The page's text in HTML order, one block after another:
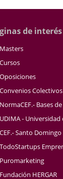
de interés
Masters
Cursos
Oposiciones
Convenios Colectivos
NormaCEF.- Bases
UDIMA - Universidad
CEF.- Santo Domingo
TodoStartups
Puromarketing
Fundación HERGAR